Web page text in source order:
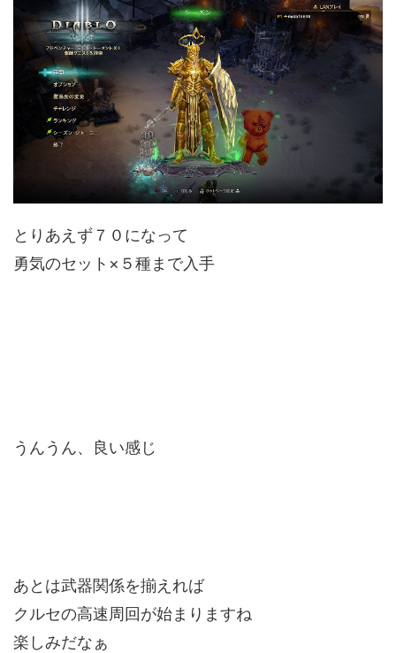
とりあえず７０になって
勇気のセット×５種まで入手
うんうん、良い感じ
あとは武器関係を揃えれば
クルセの高速周回が始まりますね
楽しみだなぁ